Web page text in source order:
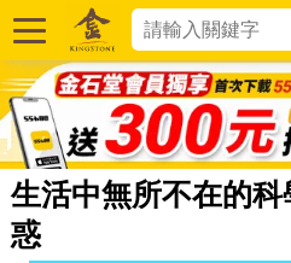
生活中無所不在的
惑